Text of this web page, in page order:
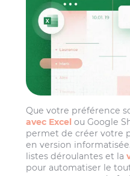
Que votre préférence
avec Excel ou Google
permet de créer votre
en version
listes déroulantes et la
pour automatiser le